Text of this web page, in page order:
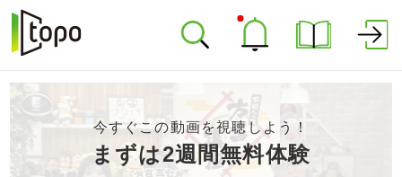
今すぐこの動画を視聴しよう！
まずは2週間無料体験